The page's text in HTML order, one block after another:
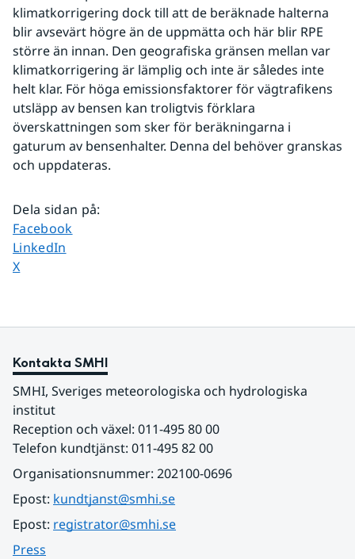
klimatkorrigering dock till att de beräknade halterna
blir avsevärt högre än de uppmätta och här blir RPE
större än innan. Den geografiska gränsen mellan var
klimatkorrigering är lämplig och inte är således inte
helt klar. För höga emissionsfaktorer för vägtrafikens
utsläpp av bensen kan troligtvis förklara
överskattningen som sker för beräkningarna i
gaturum av bensenhalter. Denna del behöver granskas
och uppdateras.
Dela sidan på:
Dela sidan på
Facebook
Dela sidan på
LinkedIn
Dela sidan på
X
Kontakta SMHI
SMHI, Sveriges meteorologiska och hydrologiska
institut
Reception och växel: 011-495 80 00
Telefon kundtjänst: 011-495 82 00
Organisationsnummer: 202100-0696
Epost: kundtjanst@smhi.se
Epost: registrator@smhi.se
Press